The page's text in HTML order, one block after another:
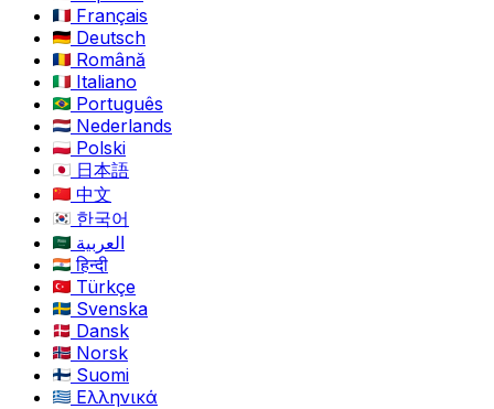
Français
Deutsch
Română
Italiano
Português
Nederlands
Polski
日本語
中文
한국어
العربية
हिन्दी
Türkçe
Svenska
Dansk
Norsk
Suomi
Ελληνικά